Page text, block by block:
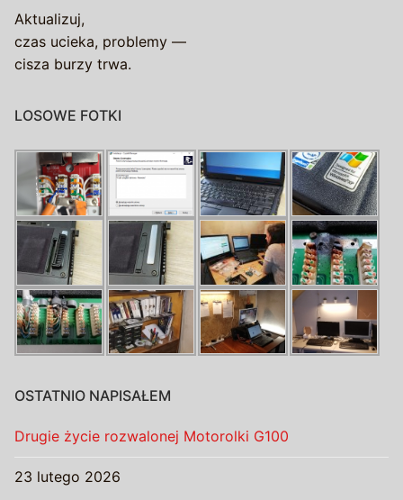
Aktualizuj,
czas ucieka, problemy —
cisza burzy trwa.
LOSOWE FOTKI
OSTATNIO NAPISAŁEM
Drugie życie rozwalonej Motorolki G100
23 lutego 2026